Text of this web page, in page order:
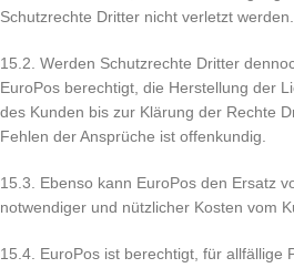
Schutzrechte Dritter nicht verletzt werden.
15.2. Werden Schutzrechte Dritter
EuroPos berechtigt, die Herstellung der
des Kunden bis zur Klärung der Rechte
Fehlen der Ansprüche ist offenkundig.
15.3. Ebenso kann EuroPos den Ersatz
notwendiger und nützlicher Kosten vom
15.4. EuroPos ist berechtigt, für allfällige